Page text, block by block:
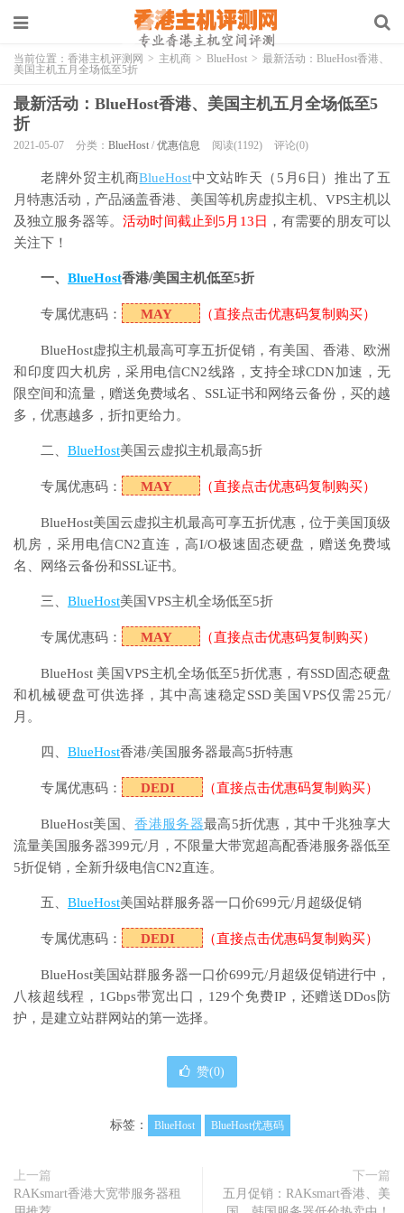
当前位置： 香港主机评测网 > 主机商 > BlueHost > 最新活动：BlueHost香港、
美国主机五月全场低至5折
最新活动：BlueHost香港、美国主机五月全场低至5
折
2021-05-07 分类： BlueHost / 优惠信息 阅读(1192) 评论(0)
老牌外贸主机商BlueHost中文站昨天（5月6日）推出了五
月特惠活动，产品涵盖香港、美国等机房虚拟主机、VPS主机以
及独立服务器等。活动时间截止到5月13日 ，有需要的朋友可以
关注下！
一、 BlueHost香港/美国主机低至5折
专属优惠码： MAY （直接点击优惠码复制购买）
BlueHost虚拟主机最高可享五折促销，有美国、香港、欧洲
和印度四大机房，采用电信CN2线路，支持全球CDN加速，无
限空间和流量，赠送免费域名、SSL证书和网络云备份，买的越
多，优惠越多，折扣更给力。
二、 BlueHost美国云虚拟主机最高5折
专属优惠码： MAY （直接点击优惠码复制购买）
BlueHost美国云虚拟主机最高可享五折优惠，位于美国顶级
机房，采用电信CN2直连，高I/O极速固态硬盘，赠送免费域
名、网络云备份和SSL证书。
三、 BlueHost美国VPS主机全场低至5折
专属优惠码： MAY （直接点击优惠码复制购买）
BlueHost 美国VPS主机全场低至5折优惠，有SSD固态硬盘
和机械硬盘可供选择，其中高速稳定SSD美国VPS仅需25元/
月。
四、 BlueHost香港/美国服务器最高5折特惠
专属优惠码： DEDI （直接点击优惠码复制购买）
BlueHost美国、香港服务器最高5折优惠，其中千兆独享大
流量美国服务器399元/月，不限量大带宽超高配香港服务器低至
5折促销，全新升级电信CN2直连。
五、 BlueHost美国站群服务器一口价699元/月超级促销
专属优惠码： DEDI （直接点击优惠码复制购买）
BlueHost美国站群服务器一口价699元/月超级促销进行中，
八核超线程，1Gbps带宽出口，129个免费IP，还赠送DDos防
护，是建立站群网站的第一选择。
赞(0)
标签： BlueHost BlueHost优惠码
上一篇
RAKsmart香港大宽带服务器租
下一篇
五月促销：RAKsmart香港、美